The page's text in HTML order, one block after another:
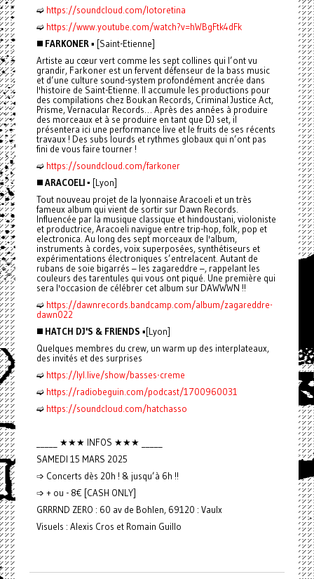
➫ https://soundcloud.com/lotoretina
➫ https://www.youtube.com/watch?v=hWBgFtk4dFk
◼️ FARKONER▪️ [Saint-Etienne]
Artiste au cœur vert comme les sept collines qui l’ont vu
grandir, Farkoner est un fervent défenseur de la bass music
et d’une culture sound-system profondément ancrée dans
l'histoire de Saint-Etienne. Il accumule les productions pour
des compilations chez Boukan Records, Criminal Justice Act,
Prisme, Vernacular Records… Après des années à produire
des morceaux et à se produire en tant que DJ set, il
présentera ici une performance live et le fruits de ses récents
travaux ! Des subs lourds et rythmes globaux qui n’ont pas
fini de vous faire tourner !
➫ https://soundcloud.com/farkoner
◼️ARACOELI ▪️ [Lyon]
Tout nouveau projet de la lyonnaise Aracoeli et un très
fameux album qui vient de sortir sur Dawn Records.
Influencée par la musique classique et hindoustani, violoniste
et productrice, Aracoeli navigue entre trip-hop, folk, pop et
electronica. Au long des sept morceaux de l'album,
instruments à cordes, voix superposées, synthétiseurs et
expérimentations électroniques s’entrelacent. Autant de
rubans de soie bigarrés – les zagareddre –, rappelant les
couleurs des tarentules qui vous ont piqué. Une première qui
sera l'occasion de célébrer cet album sur DAWWWN !!
➫ https://dawnrecords.bandcamp.com/album/zagareddre-
dawn022
◼️ HATCH DJ'S & FRIENDS ▪️[Lyon]
Quelques membres du crew, un warm up des interplateaux,
des invités et des surprises
➫ https://lyl.live/show/basses-creme
➫ https://radiobeguin.com/podcast/1700960031
➫ https://soundcloud.com/hatchasso
_____ ★★★ INFOS ★★★ _____
SAMEDI 15 MARS 2025
➩ Concerts dès 20h ! & jusqu’à 6h !!
➩ + ou - 8€ [CASH ONLY]
GRRRND ZERO : 60 av de Bohlen, 69120 : Vaulx
Visuels : Alexis Cros et Romain Guillo